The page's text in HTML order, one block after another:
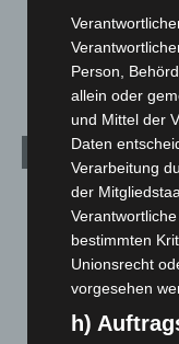
Hannover Klassik
Maschpark
2. August 2026
Kategorien
Blaulicht
Corona-News
Hannover und
Langenhagen und
Leserbriefe
Person,
allein oder
und Mittel der
Daten
Verarbeitung
der
bestimmten
Unionsrecht
vorgesehen
h)